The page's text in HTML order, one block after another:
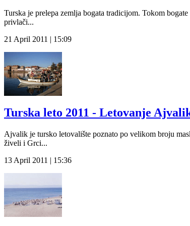
Turska je prelepa zemlja bogata tradicijom. Tokom
privlači...
21 April 2011 | 15:09
Turska leto 2011 - Letovanje
Ajvalik je tursko letovalište poznato po velikom broju
živeli i Grci...
13 April 2011 | 15:36